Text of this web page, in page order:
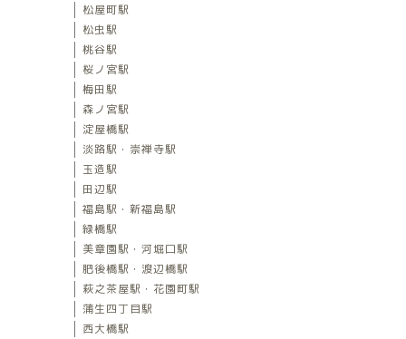
松屋町駅
松虫駅
桃谷駅
桜ノ宮駅
梅田駅
森ノ宮駅
淀屋橋駅
淡路駅・崇禅寺駅
玉造駅
田辺駅
福島駅・新福島駅
緑橋駅
美章園駅・河堀口駅
肥後橋駅・渡辺橋駅
萩之茶屋駅・花園町駅
蒲生四丁目駅
西大橋駅